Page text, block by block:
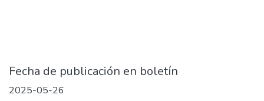
Fecha de publicación en boletín
2025-05-26